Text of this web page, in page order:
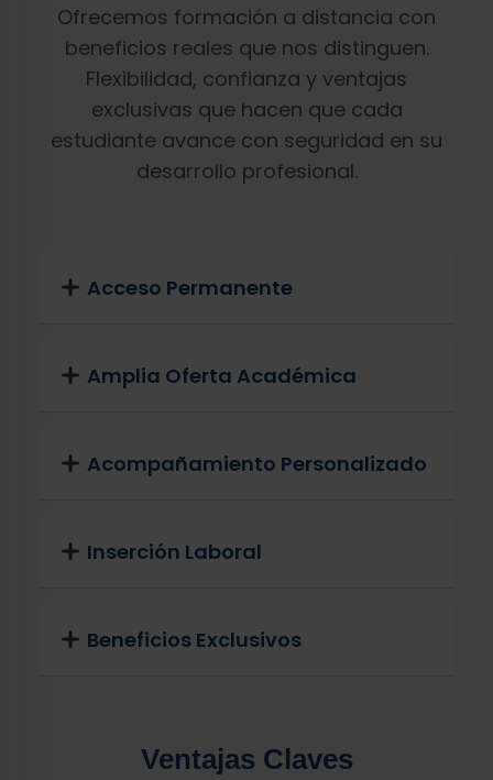
Ofrecemos formación a distancia con
beneficios reales que nos distinguen.
Flexibilidad, confianza y ventajas
exclusivas que hacen que cada
estudiante avance con seguridad en su
desarrollo profesional.
Acceso Permanente
Amplia Oferta Académica
Acompañamiento Personalizado
Inserción Laboral
Beneficios Exclusivos
Ventajas Claves